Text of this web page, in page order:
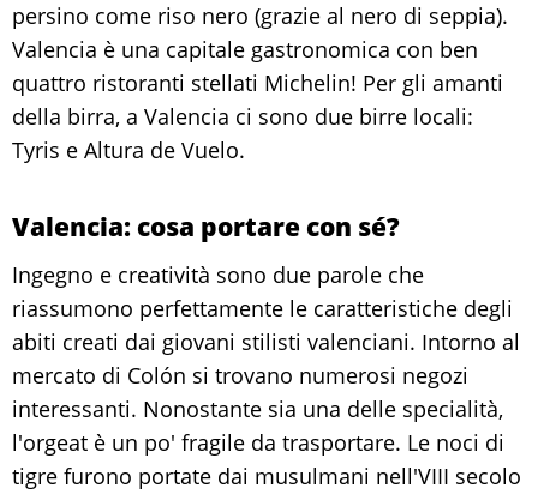
persino come riso nero (grazie al nero di seppia).
Valencia è una capitale gastronomica con ben
quattro ristoranti stellati Michelin! Per gli amanti
della birra, a Valencia ci sono due birre locali:
Tyris e Altura de Vuelo.
Valencia: cosa portare con sé?
Ingegno e creatività sono due parole che
riassumono perfettamente le caratteristiche degli
abiti creati dai giovani stilisti valenciani. Intorno al
mercato di Colón si trovano numerosi negozi
interessanti. Nonostante sia una delle specialità,
l'orgeat è un po' fragile da trasportare. Le noci di
tigre furono portate dai musulmani nell'VIII secolo